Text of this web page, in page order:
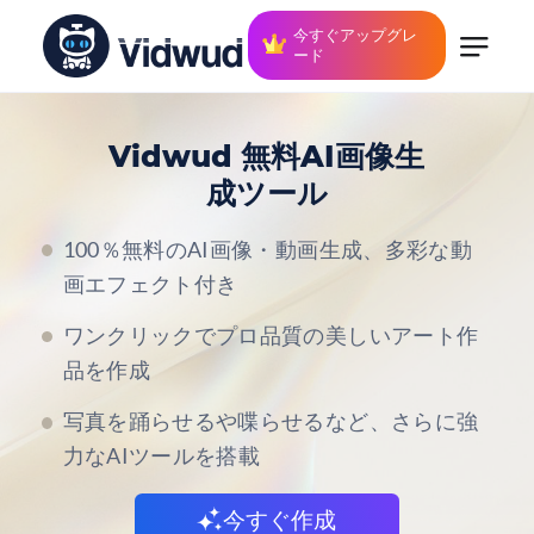
今すぐアップグレ
ード
Vidwud 無料AI画像生
成ツール
100％無料のAI画像・動画生成、多彩な動
画エフェクト付き
ワンクリックでプロ品質の美しいアート作
品を作成
写真を踊らせるや喋らせるなど、さらに強
力なAIツールを搭載
今すぐ作成